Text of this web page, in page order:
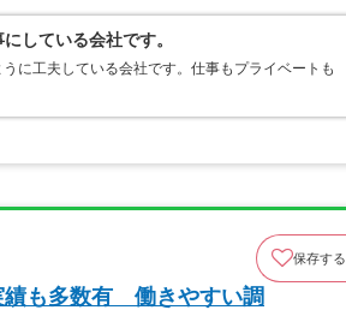
している会社です。
に工夫している会社です。仕事もプライベートも
保存する
も多数有 働きやすい調